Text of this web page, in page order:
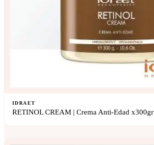
IDRAET
RETINOL CREAM | Crema Anti-Edad x300gr